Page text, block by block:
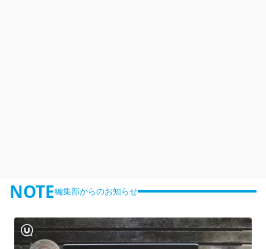
NOTE編集部からのお知らせ